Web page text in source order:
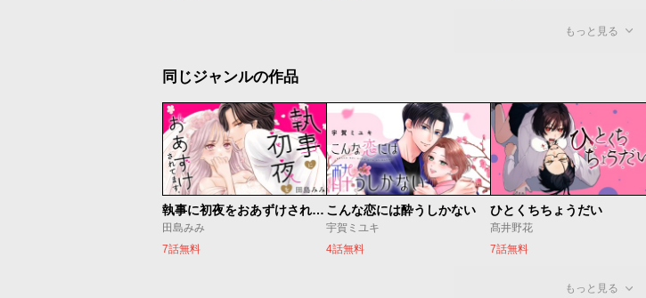
もっと見る
同じジャンルの作品
執事に初夜をおあずけされてます。
田島みみ
7話無料
こんな恋には酔うしかない
宇賀ミユキ
4話無料
ひとくちちょうだい
髙井野花
7話無料
もっと見る